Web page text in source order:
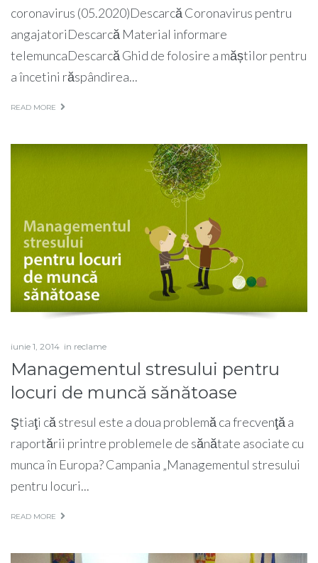
coronavirus (05.2020)Descarcă Coronavirus pentru
angajatoriDescarcă Material informare
telemuncaDescarcă Ghid de folosire a măștilor pentru
a încetini răspândirea...
READ MORE
iunie 1, 2014 in reclame
Managementul stresului pentru
locuri de muncă sănătoase
Ştiaţi că stresul este a doua problemă ca frecvenţă a
raportării printre problemele de sănătate asociate cu
munca în Europa? Campania „Managementul stresului
pentru locuri...
READ MORE